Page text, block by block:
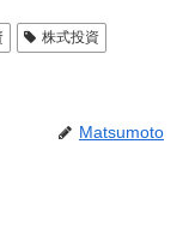
株式投資
Matsumoto